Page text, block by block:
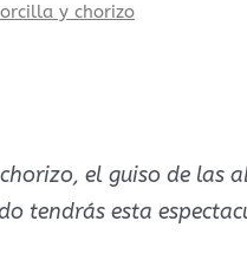
y chorizo
el guiso de las
tendrás esta